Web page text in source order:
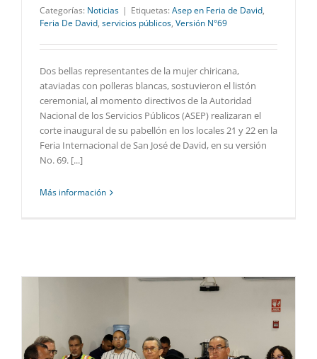
Categorías: Noticias | Etiquetas: Asep en Feria de David,
Feria De David, servicios públicos, Versión N°69
Dos bellas representantes de la mujer chiricana,
ataviadas con polleras blancas, sostuvieron el listón
ceremonial, al momento directivos de la Autoridad
Nacional de los Servicios Públicos (ASEP) realizaran el
corte inaugural de su pabellón en los locales 21 y 22 en la
Feria Internacional de San José de David, en su versión
No. 69. [...]
Más información